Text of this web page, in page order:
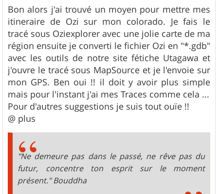
s
s
a
g
e
Bon alors j'ai trouvé un moyen pour mettre mes
itineraire de Ozi sur mon colorado. Je fais le
tracé sous Oziexplorer avec une jolie carte de ma
région ensuite je converti le fichier Ozi en "*.gdb"
avec les outils de notre site fétiche Utagawa et
j'ouvre le tracé sous MapSource et je l'envoie sur
mon GPS. Ben oui !! il doit y avoir plus simple
mais pour l'instant j'ai mes Traces comme cela ...
Pour d'autres suggestions je suis tout ouïe !!
@ plus
"Ne demeure pas dans le passé, ne rêve pas du
futur, concentre ton esprit sur le moment
présent." Bouddha